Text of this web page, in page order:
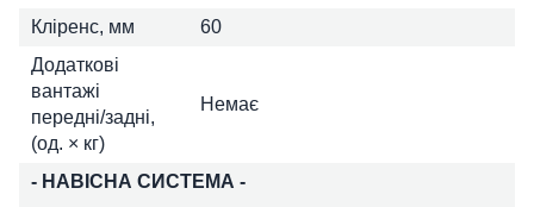
Кліренс, мм
60
Додаткові
вантажі
передні/задні,
(од. × кг)
Немає
- НАВІСНА СИСТЕМА -